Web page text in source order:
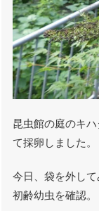
昆虫館の庭のキ
て採卵しました。
今日、袋を外し
初齢幼虫を確認。